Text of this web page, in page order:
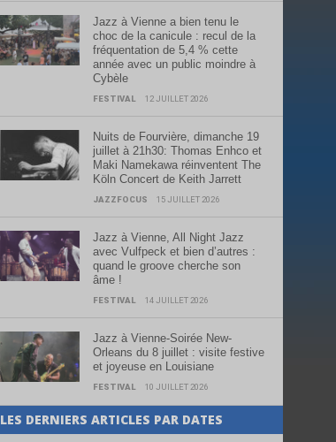
Jazz à Vienne a bien tenu le
choc de la canicule : recul de la
fréquentation de 5,4 % cette
année avec un public moindre à
Cybèle
FESTIVAL 12 JUILLET 2026
Nuits de Fourvière, dimanche 19
juillet à 21h30: Thomas Enhco et
Maki Namekawa réinventent The
Köln Concert de Keith Jarrett
JAZZFOCUS 15 JUILLET 2026
Jazz à Vienne, All Night Jazz
avec Vulfpeck et bien d’autres :
quand le groove cherche son
âme !
FESTIVAL 14 JUILLET 2026
Jazz à Vienne-Soirée New-
Orleans du 8 juillet : visite festive
et joyeuse en Louisiane
FESTIVAL 10 JUILLET 2026
LES DERNIERS ARTICLES PAR DATES